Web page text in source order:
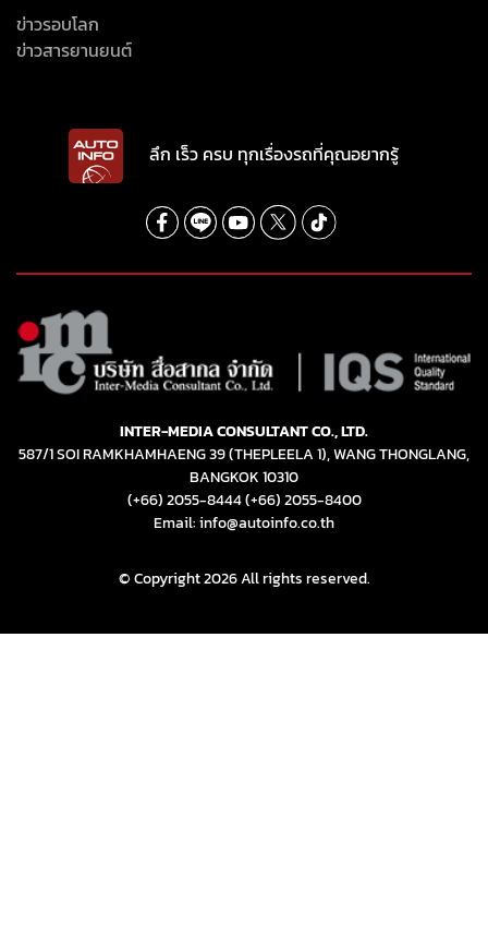
ข่าวรอบโลก
ข่าวสารยานยนต์
ลึก เร็ว ครบ ทุกเรื่องรถที่คุณอยากรู้
INTER-MEDIA CONSULTANT CO., LTD.
587/1 SOI RAMKHAMHAENG 39 (THEPLEELA 1), WANG THONGLANG,
BANGKOK 10310
(+66) 2055-8444(+66) 2055-8400
Email: info@autoinfo.co.th
© Copyright 2026 All rights reserved.